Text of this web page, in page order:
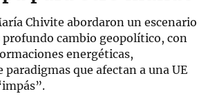
Chivite abordaron un escenario
cambio geopolítico, con
energéticas,
paradigmas que afectan a una UE